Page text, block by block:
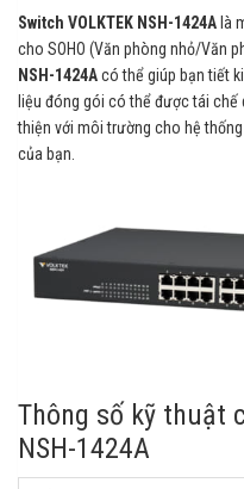
Switch VOLKTEK NSH-1424A là
cho SOHO (Văn phòng nhỏ/Văn
NSH-1424Acó thể giúp bạn tiết
liệu đóng gói có thể được tái
thiện với môi trường cho hệ
của bạn.
Thông số kỹ thuật
NSH-1424A